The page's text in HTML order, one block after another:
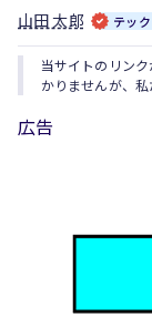
山田 太郎 テッ
当サイトのリン
かりませんが、私
広告